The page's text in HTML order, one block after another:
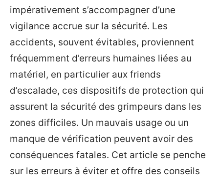
impérativement s’accompagner d’une
vigilance accrue sur la sécurité. Les
accidents, souvent évitables, proviennent
fréquemment d’erreurs humaines liées au
matériel, en particulier aux friends
d’escalade, ces dispositifs de protection qui
assurent la sécurité des grimpeurs dans les
zones difficiles. Un mauvais usage ou un
manque de vérification peuvent avoir des
conséquences fatales. Cet article se penche
sur les erreurs à éviter et offre des conseils